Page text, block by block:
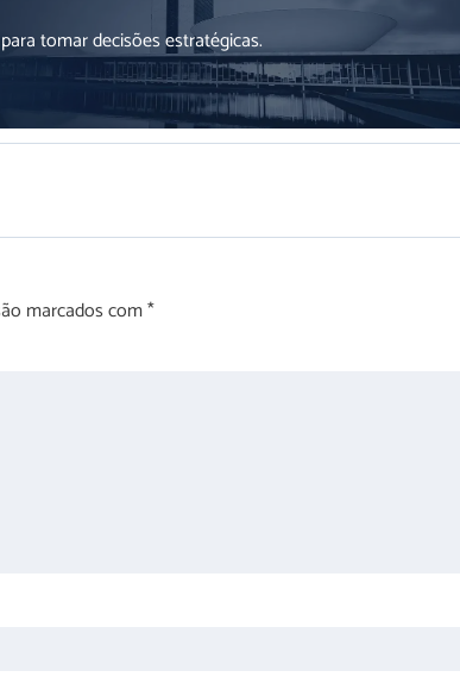
tomar decisões estratégicas.
marcados com*